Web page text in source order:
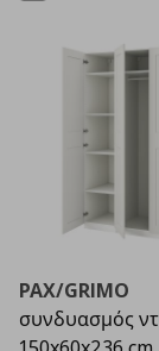
PAX/GRIMO
συνδυασμός